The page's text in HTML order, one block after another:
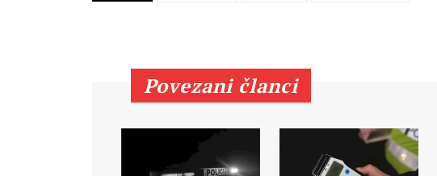
Povezani članci